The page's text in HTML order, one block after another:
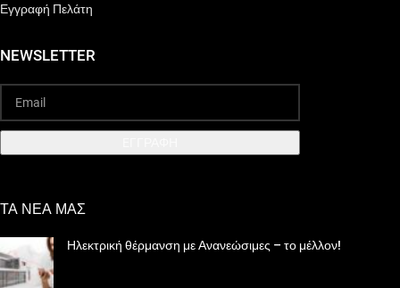
Εγγραφή Πελάτη
NEWSLETTER
ΤΑ ΝΕΑ ΜΑΣ
Ηλεκτρική θέρμανση με Ανανεώσιμες – το μέλλον!